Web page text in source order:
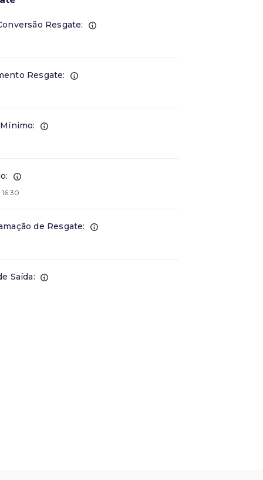
Resgate:
Resgate:
16:30
de Resgate:
Saída: